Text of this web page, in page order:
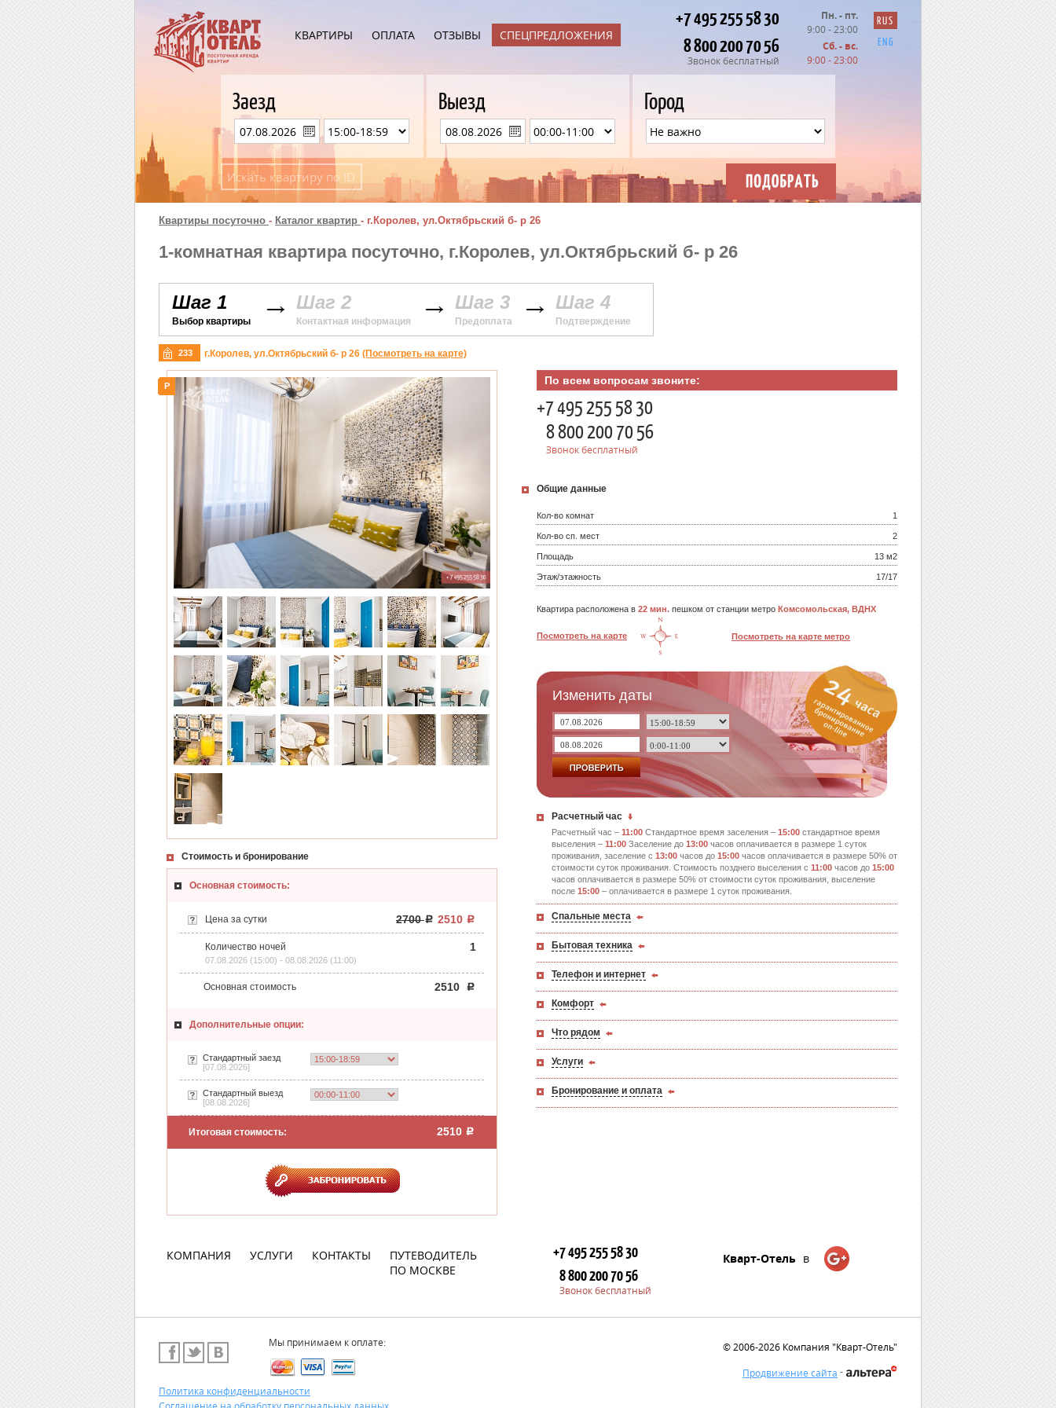
КВАРТИРЫ ОПЛАТА ОТЗЫВЫ СПЕЦПРЕДЛОЖЕНИЯ
+7 495 255 58 30
8 800 200 70 56
Звонок бесплатный
Пн. - пт.
9:00 - 23:00
Сб. - вс.
9:00 - 23:00
RUS
ENG
Заезд Выезд Город
Квартиры посуточно - Каталог квартир - г.Королев, ул.Октябрьский б- р 26
1-комнатная квартира посуточно, г.Королев, ул.Октябрьский б- р 26
Шаг 1
Выбор квартиры
Шаг 2
Контактная информация
Шаг 3
Предоплата
Шаг 4
Подтверждение
233 г.Королев, ул.Октябрьский б- р 26 (Посмотреть на карте)
P
Стоимость и бронирование
Основная стоимость:
Цена за сутки 2700 2510
Количество ночей 1
07.08.2026 (15:00) - 08.08.2026 (11:00)
Основная стоимость 2510
Дополнительные опции:
Стандартный заезд
[07.08.2026]
Стандартный выезд
[08.08.2026]
Итоговая стоимость: 2510
По всем вопросам звоните:
+7 495 255 58 30
8 800 200 70 56
Звонок бесплатный
Общие данные
Кол-во комнат 1
Кол-во сп. мест 2
Площадь 13 м2
Этаж/этажность 17/17
Квартира расположена в 22 мин. пешком от станции метро Комсомольская, ВДНХ
Посмотреть на карте Посмотреть на карте метро
Изменить даты
Расчетный час
Расчетный час – 11:00 Стандартное время заселения – 15:00 стандартное время
выселения – 11:00 Заселение до 13:00 часов оплачивается в размере 1 суток
проживания, заселение с 13:00 часов до 15:00 часов оплачивается в размере 50% от
стоимости суток проживания. Стоимость позднего выселения с 11:00 часов до 15:00
часов оплачивается в размере 50% от стоимости суток проживания, выселение
после 15:00 – оплачивается в размере 1 суток проживания.
Спальные места
Бытовая техника
Телефон и интернет
Комфорт
Что рядом
Услуги
Бронирование и оплата
КОМПАНИЯ УСЛУГИ КОНТАКТЫ
ПУТЕВОДИТЕЛЬ
ПО МОСКВЕ
+7 495 255 58 30
8 800 200 70 56
Звонок бесплатный
Кварт-Отель в
Мы принимаем к оплате: © 2006-2026 Компания "Кварт-Отель"
Продвижение сайта -
Политика конфиденциальности